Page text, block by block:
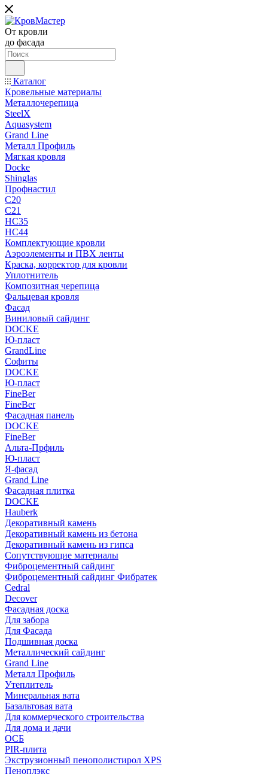
От кровли
до фасада
Каталог
Кровельные материалы
Металлочерепица
SteelX
Aquasystem
Grand Line
Металл Профиль
Мягкая кровля
Docke
Shinglas
Профнастил
C20
C21
НС35
НС44
Комплектующие кровли
Аэроэлементы и ПВХ ленты
Краска, корректор для кровли
Уплотнитель
Композитная черепица
Фальцевая кровля
Фасад
Виниловый сайдинг
DOCKE
Ю-пласт
GrandLine
Софиты
DOCKE
Ю-пласт
FineBer
FineBer
Фасадная панель
DOCKE
FineBer
Альта-Прфиль
Ю-пласт
Я-фасад
Grand Line
Фасадная плитка
DOCKE
Hauberk
Декоративный камень
Декоративный камень из бетона
Декоративный камень из гипса
Сопутствующие материалы
Фиброцементный сайдинг
Фиброцементный сайдинг Фибратек
Cedral
Decover
Фасадная доска
Для забора
Для Фасада
Подшивная доска
Металлический сайдинг
Grand Line
Металл Профиль
Утеплитель
Минеральная вата
Базальтовая вата
Для коммерческого строительства
Для дома и дачи
ОСБ
PIR-плита
Экструзионный пенополистирол XPS
Пеноплэкс